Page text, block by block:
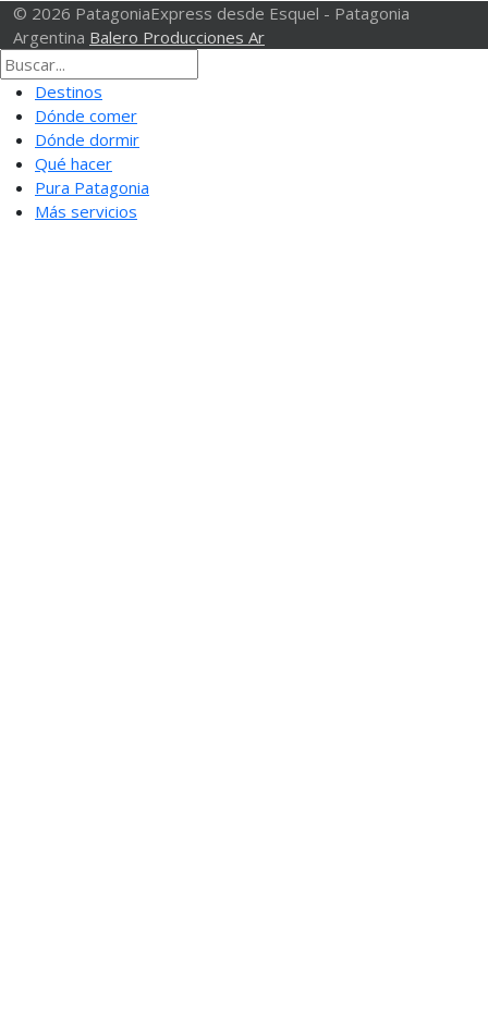
© 2026 PatagoniaExpress desde Esquel - Patagonia
Argentina Balero Producciones Ar
Destinos
Dónde comer
Dónde dormir
Qué hacer
Pura Patagonia
Más servicios